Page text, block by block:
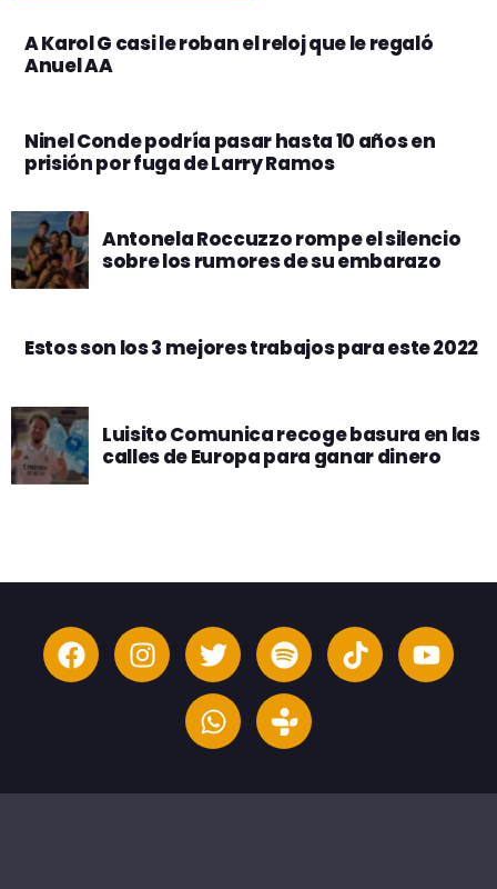
A Karol G casi le roban el reloj que le regaló
Anuel AA
Ninel Conde podría pasar hasta 10 años en
prisión por fuga de Larry Ramos
Antonela Roccuzzo rompe el silencio
sobre los rumores de su embarazo
Estos son los 3 mejores trabajos para este 2022
Luisito Comunica recoge basura en las
calles de Europa para ganar dinero